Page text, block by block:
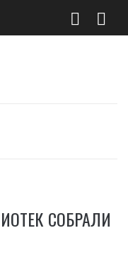
СОБРАЛИ